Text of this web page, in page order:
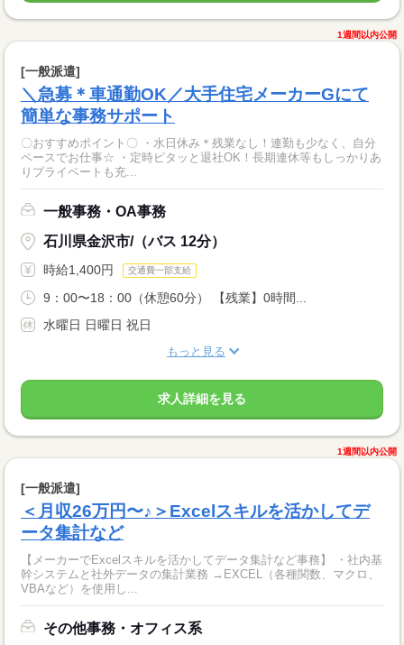
1週間以内公開
[一般派遣]
＼急募＊車通勤OK／大手住宅メーカーGにて
簡単な事務サポート
〇おすすめポイント〇 ・水日休み＊残業なし！連勤も少なく、自分
ペースでお仕事☆ ・定時ピタッと退社OK！長期連休等もしっかりあ
りプライベートも充...
一般事務・OA事務
石川県金沢市/（バス 12分）
時給1,400円 交通費一部支給
9：00〜18：00（休憩60分） 【残業】0時間...
水曜日 日曜日 祝日
もっと見る
求人詳細を見る
1週間以内公開
[一般派遣]
＜月収26万円〜♪＞Excelスキルを活かしてデ
ータ集計など
【メーカーでExcelスキルを活かしてデータ集計など事務】 ・社内基
幹システムと社外データの集計業務 →EXCEL（各種関数、マクロ、
VBAなど）を使用し...
その他事務・オフィス系